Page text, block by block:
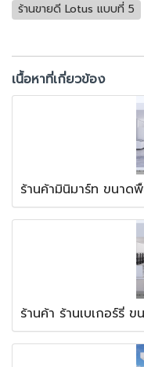
ร้านขายดี Lotus แบบที่ 5
เนื้อหาที่เกี่ยวข้อง
ร้านค้ามินิมาร์ท ขนาด
ร้านค้า ร้านเบเกอร์รี่